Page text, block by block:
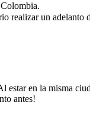
realizar un
estar en la misma
antes!